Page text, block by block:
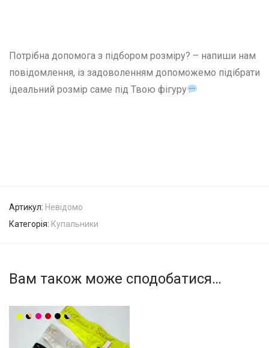
Потрібна допомога з підбором розміру? – напиши нам
повідомлення, із задоволенням допоможемо підібрати
ідеальний розмір саме під Твою фігуру
Артикул: Невідомо
Категорія: Купальники
Вам також може сподобатися…